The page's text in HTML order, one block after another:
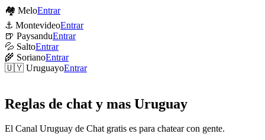
🏘 MeloEntrar
⚓ MontevideoEntrar
🍺 PaysanduEntrar
💦 SaltoEntrar
🌾 SorianoEntrar
🇺🇾 UruguayoEntrar
Reglas de chat y mas Uruguay
El Canal Uruguay de Chat gratis es para chatear con gente.